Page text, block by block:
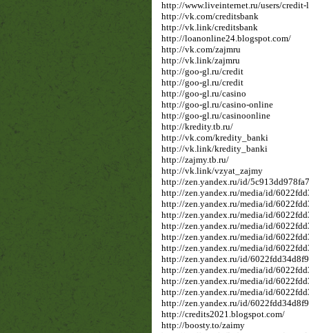
http://www.liveinternet.ru/users/credit-
http://vk.com/creditsbank
http://vk.link/creditsbank
http://loanonline24.blogspot.com/
http://vk.com/zajmru
http://vk.link/zajmru
http://goo-gl.ru/credit
http://goo-gl.ru/credit
http://goo-gl.ru/casino
http://goo-gl.ru/casino-online
http://goo-gl.ru/casinoonline
http://kredity.tb.ru/
http://vk.com/kredity_banki
http://vk.link/kredity_banki
http://zajmy.tb.ru/
http://vk.link/vzyat_zajmy
http://zen.yandex.ru/id/
http://zen.yandex.ru/media/id/
http://zen.yandex.ru/media/id/
http://zen.yandex.ru/media/id/
http://zen.yandex.ru/media/id/
http://zen.yandex.ru/media/id/
http://zen.yandex.ru/media/id/
http://zen.yandex.ru/id/
http://zen.yandex.ru/media/id/
http://zen.yandex.ru/media/id/
http://zen.yandex.ru/media/id/
http://zen.yandex.ru/id/
http://credits2021.blogspot.com/
http://boosty.to/zaimy